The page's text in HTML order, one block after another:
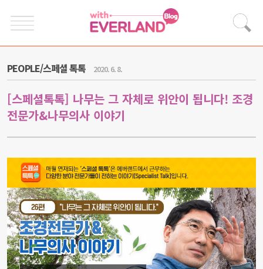
PEOPLE/스페셜 톡톡 2020. 6. 8.
[스페셜톡톡] 나무는 그 자체로 위안이 됩니다! 조경
전문가&나무의사 이야기